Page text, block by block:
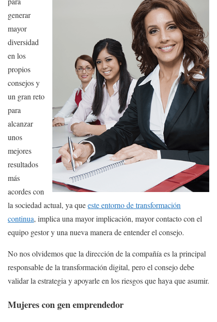
generar
mayor
diversidad
en los
propios
consejos y
un gran reto
para
alcanzar
unos
mejores
resultados
más
acordes con
la sociedad actual, ya queeste entorno de transformación
continua, implica una mayor implicación, mayor contacto con el
equipo gestor y una nueva manera de entender el consejo.
No nos olvidemos que la dirección de la compañía es la principal
responsable de la transformación digital, pero el consejo debe
validar la estrategia y apoyarle en los riesgos que haya que asumir.
Mujeres con gen emprendedor